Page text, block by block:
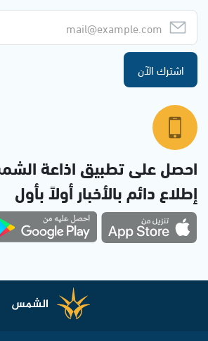
اشترك الآن
احصل على تطبيق اذاعة
إطلاع دائم بالأخبار أولاً بأول